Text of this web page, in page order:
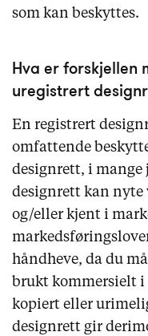
som kan beskyttes.
Hva er forskjellen
uregistrert
En registrert
omfattende
designrett, i mange
designrett kan
og/eller kjent i
håndheve, da du
brukt kommersielt i
kopiert eller
designrett gir